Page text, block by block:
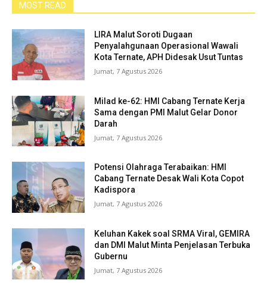
MOST READ
LIRA Malut Soroti Dugaan
Penyalahgunaan Operasional Wawali
Kota Ternate, APH Didesak Usut Tuntas
Jumat, 7 Agustus 2026
Milad ke-62: HMI Cabang Ternate Kerja
Sama dengan PMI Malut Gelar Donor
Darah
Jumat, 7 Agustus 2026
Potensi Olahraga Terabaikan: HMI
Cabang Ternate Desak Wali Kota Copot
Kadispora
Jumat, 7 Agustus 2026
Keluhan Kakek soal SRMA Viral, GEMIRA
dan DMI Malut Minta Penjelasan Terbuka
Gubernu
Jumat, 7 Agustus 2026